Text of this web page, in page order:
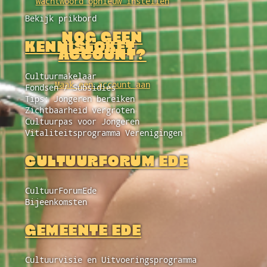
NOG GEEN
ACCOUNT?
Maak een account aan
Bekijk prikbord
KENNISLOKET
Cultuurmakelaar
Fondsen / Subsidies
Tips: Jongeren bereiken
Zichtbaarheid vergroten
Cultuurpas voor Jongeren
Vitaliteitsprogramma Verenigingen
CULTUURFORUM EDE
CultuurForumEde
Bijeenkomsten
GEMEENTE EDE
Cultuurvisie en Uitvoeringsprogramma